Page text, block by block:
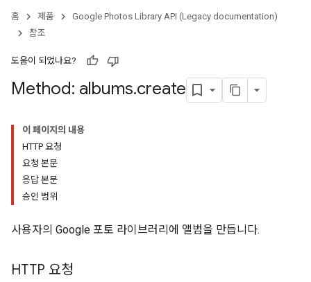
홈 제품
Google Photos Library API (Legacy documentation)
참조
도움이 되었나요?
Method: albums.create
이 페이지의 내용
HTTP 요청
요청 본문
응답 본문
승인 범위
사용자의 Google 포토 라이브러리에 앨범을 만듭니다.
HTTP 요청